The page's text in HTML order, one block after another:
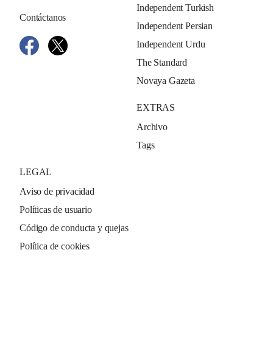
Contáctanos
Independent Turkish
Independent Persian
Independent Urdu
The Standard
Novaya Gazeta
EXTRAS
Archivo
Tags
LEGAL
Aviso de privacidad
Políticas de usuario
Código de conducta y quejas
Política de cookies